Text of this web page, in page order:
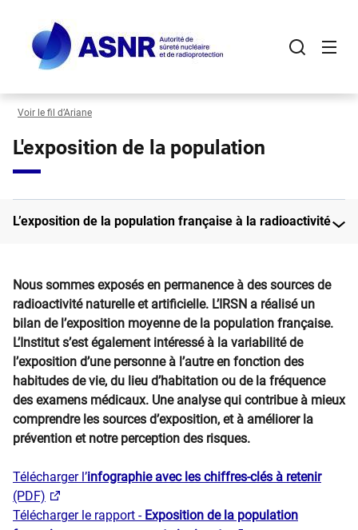
contenu
principal
Voir le fil d’Ariane
L'exposition de la population
L’exposition de la population française à la radioactivité
​​​​Nous sommes exposés en permanence à des sources de
radioactivité naturelle et artificielle. L’IRSN a réalisé un
bilan de l’exposition moyenne de la population française.
L’Institut s’est également intéressé à la variabilité de
l’exposition d’une personne à l’autre en fonction des
habitudes de vie, du lieu d’habitation ou de la fréquence
des examens médicaux. Une analyse qui contribue à mieux
comprendre les sources d’exposition, et à améliorer la
prévention et notre perception des risques.
Télécharger l’infographie avec les chiffres-clés à retenir
(PDF​)
Télécharger le rapport - Exposition de la population